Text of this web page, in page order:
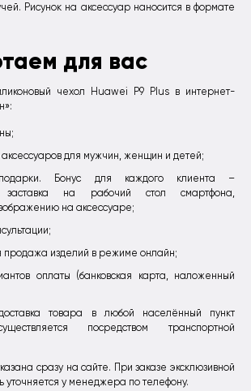
Рисунок на аксессуар наносится в формате
для вас
чехол Huawei P9 Plus в интернет-
для мужчин, женщин и детей;
Бонус для каждого клиента –
заставка на рабочий стол смартфона,
на аксессуаре;
продажа изделий в режиме онлайн;
оплаты (банковская карта, наложенный
товара в любой населённый пункт
посредством транспортной
сразу на сайте. При заказе эксклюзивной
уточняется у менеджера по телефону.